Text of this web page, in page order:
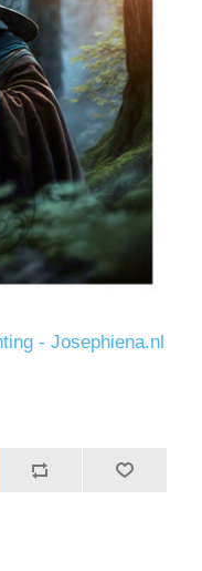
- Josephiena.nl